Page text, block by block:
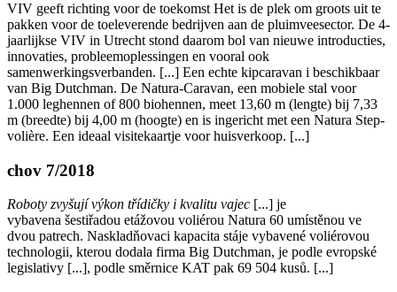
VIV geeft richting voor de toekomst Het is de plek om groots uit te
pakken voor de toeleverende bedrijven aan de pluimveesector. De 4-
jaarlijkse VIV in Utrecht stond daarom bol van nieuwe introducties,
innovaties, probleemoplessingen en vooral ook
samenwerkingsverbanden. [...] Een echte kipcaravan i beschikbaar
van Big Dutchman. De Natura-Caravan, een mobiele stal voor
1.000 leghennen of 800 biohennen, meet 13,60 m (lengte) bij 7,33
m (breedte) bij 4,00 m (hoogte) en is ingericht met een Natura Step-
volière. Een ideaal visitekaartje voor huisverkoop. [...]
chov 7/2018
Roboty zvyšují výkon třídičky i kvalitu vajec [...] je
vybavena šestiřadou etážovou voliérou Natura 60 umístěnou ve
dvou patrech. Naskladňovaci kapacita stáje vybavené voliérovou
technologii, kterou dodala firma Big Dutchman, je podle evropské
legislativy [...], podle směrnice KAT pak 69 504 kusů. [...]